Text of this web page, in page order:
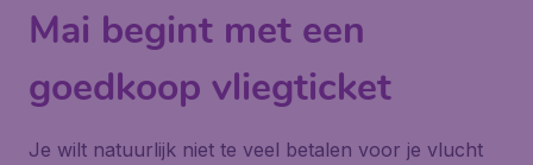
Mai begint met een
goedkoop vliegticket
Je wilt natuurlijk niet te veel betalen voor je vlucht